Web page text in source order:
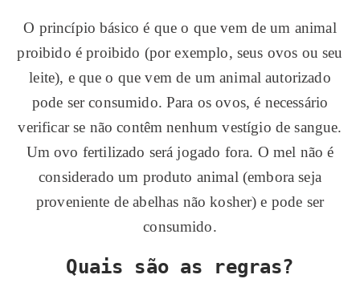
O princípio básico é que o que vem de um animal
proibido é proibido (por exemplo, seus ovos ou seu
leite), e que o que vem de um animal autorizado
pode ser consumido. Para os ovos, é necessário
verificar se não contêm nenhum vestígio de sangue.
Um ovo fertilizado será jogado fora. O mel não é
considerado um produto animal (embora seja
proveniente de abelhas não kosher) e pode ser
consumido.
Quais são as regras?